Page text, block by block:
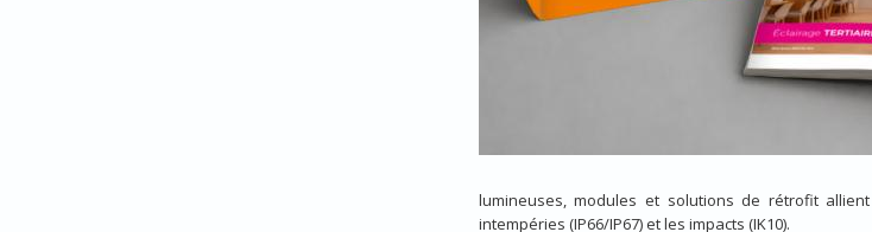
lumineuses, modules et solutions de rétrofit
intempéries (IP66/IP67) et les impacts (IK10).